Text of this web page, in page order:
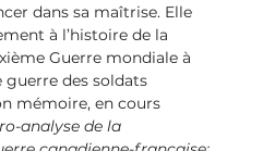
dans sa maîtrise. Elle
à l’histoire de la
Guerre mondiale à
guerre des soldats
mémoire, en cours
analyse de la